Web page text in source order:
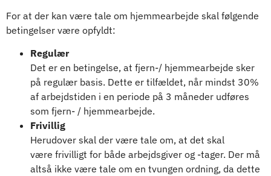
For at der kan være tale om hjemmearbejde skal følgende
betingelser være opfyldt:
Regulær
Det er en betingelse, at fjern-/ hjemmearbejde sker
på regulær basis. Dette er tilfældet, når mindst 30%
af arbejdstiden i en periode på 3 måneder udføres
som fjern- / hjemmearbejde.
Frivillig
Herudover skal der være tale om, at det skal
være frivilligt for både arbejdsgiver og -tager. Der må
altså ikke være tale om en tvungen ordning, da dette